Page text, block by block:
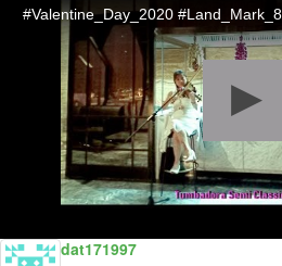
dat171997